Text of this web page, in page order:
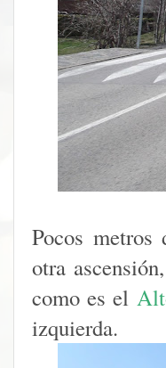
Pocos metros
otra
como es el
izquierda.